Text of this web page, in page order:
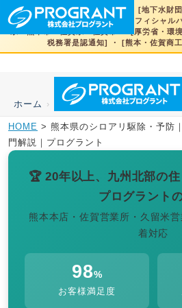
[文化財虫菌害研究所 賛助会員] ・ [地下水財
賛助] ・ [火の国サラマンダーズオフィシャル
県・熊本市・佐賀県・佐賀市 ・ [厚労省・環
税務署是認通知] ・ [熊本・佐賀商
ホーム ›
HOME > 熊本県のシロアリ駆除・予防
門解説｜プログラント
🏆 20年以上、九州北部の
プログラント
熊本本店・佐賀営業所・久留米
着対応
98%
お客様満足度